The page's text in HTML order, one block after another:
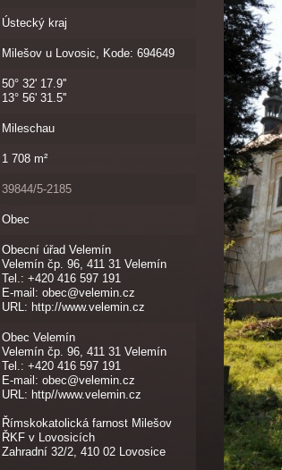
Ústecký kraj
Milešov u Lovosic, Kode: 694649
50° 32' 17.9''
13° 56' 31.5''
Mileschau
1 708 m²
39844/5-2185
Obec
Obecní úřad Velemín
Velemín čp. 96, 411 31 Velemín
Tel.: +420 416 597 191
E-mail: obec@velemin.cz
URL: http://www.velemin.cz
Obec Velemín
Velemín čp. 96, 411 31 Velemín
Tel.: +420 416 597 191
E-mail: obec@velemin.cz
URL: http//www.velemin.cz
Římskokatolická farnost Milešov
ŘKF v Lovosicích
Zahradní 32/2, 410 02 Lovosice